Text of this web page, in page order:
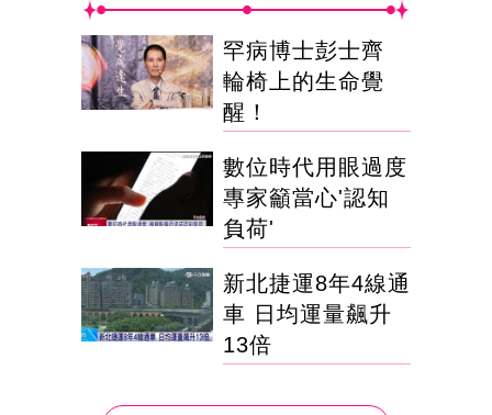
罕病博士彭士齊
輪椅上的生命覺
醒！
數位時代用眼過度
專家籲當心'認知
負荷'
新北捷運8年4線通
車 日均運量飆升
13倍